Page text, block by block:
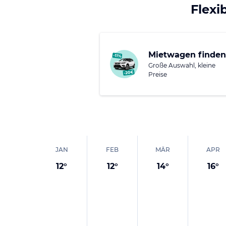
französischen Riviera.
1.500 Jahren
Haute Cuisine auf
wartet hier auf
Mietwagen finden
Große Auswahl, kleine
Preise
JAN
12°
FEB
12°
MÄR
14°
APR
16°